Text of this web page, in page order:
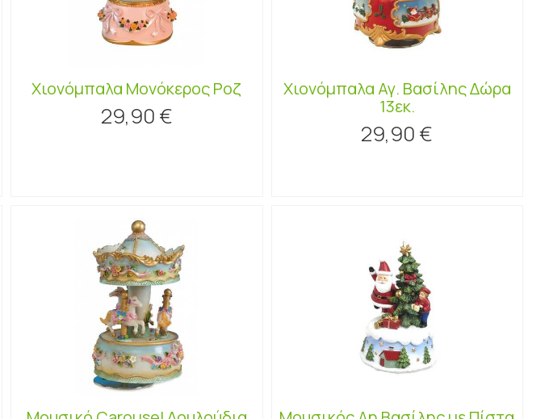
Χιονόμπαλα Μονόκερος Ροζ
29,90 €
Χιονόμπαλα Αγ. Βασίλης Δώρα
13εκ.
29,90 €